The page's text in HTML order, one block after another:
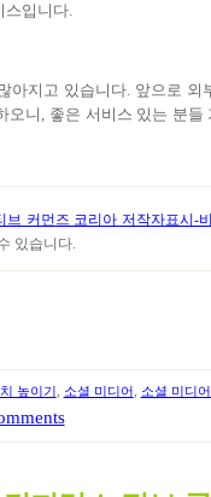
스입니다.
아지고 있습니다. 앞으로 외
오니 , 좋은 서비스 있는 분들
브 커먼즈 코리아 저작자표시-
있습니다.
높이기 소셜 미디어
소셜 미디